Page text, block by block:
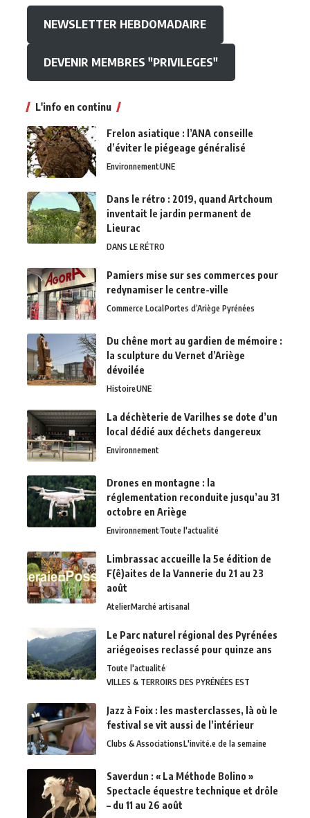
NEWSLETTER HEBDOMADAIRE
DEVENIR MEMBRES "PRIVILEGES"
L'info en continu
Frelon asiatique : l’ANA conseille
d’éviter le piégeage généralisé
EnvironnementUNE
Dans le rétro : 2019, quand Artchoum
inventait le jardin permanent de
Lieurac
DANS LE RÉTRO
Pamiers mise sur ses commerces pour
redynamiser le centre-ville
Commerce LocalPortes d’Ariège Pyrénées
Du chêne mort au gardien de mémoire :
la sculpture du Vernet d’Ariège
dévoilée
HistoireUNE
La déchèterie de Varilhes se dote d’un
local dédié aux déchets dangereux
Environnement
Drones en montagne : la
réglementation reconduite jusqu’au 31
octobre en Ariège
EnvironnementToute l'actualité
Limbrassac accueille la 5e édition de
F(ê)aites de la Vannerie du 21 au 23
août
AtelierMarché artisanal
Le Parc naturel régional des Pyrénées
ariégeoises reclassé pour quinze ans
Toute l'actualité
VILLES & TERROIRS DES PYRÉNÉES EST
Jazz à Foix : les masterclasses, là où le
festival se vit aussi de l’intérieur
Clubs & AssociationsL'invité.e de la semaine
Saverdun : « La Méthode Bolino »
Spectacle équestre technique et drôle
– du 11 au 26 août